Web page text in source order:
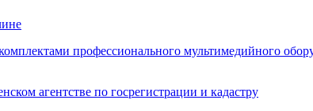
профессионального мультимедийного
агентстве по госрегистрации и кадастру